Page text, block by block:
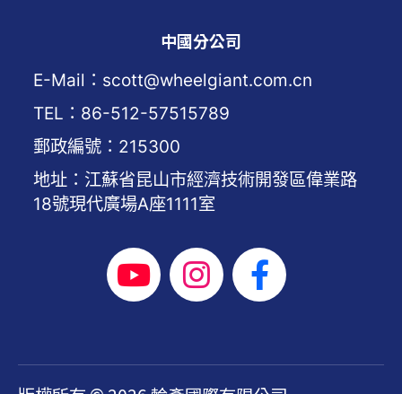
中國分公司
E-Mail：scott@wheelgiant.com.cn
TEL：86-512-57515789
郵政編號：215300
地址：江蘇省昆山市經濟技術開發區偉業路
18號現代廣場A座1111室